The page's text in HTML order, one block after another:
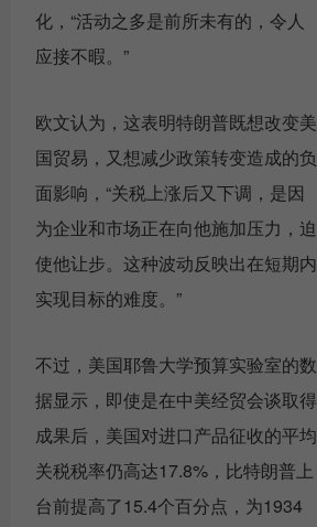
化，“活动之多是前所未有的，令人
应接不暇。”
欧文认为，这表明特朗普既想改变美
国贸易，又想减少政策转变造成的负
面影响，“关税上涨后又下调，是因
为企业和市场正在向他施加压力，迫
使他让步。这种波动反映出在短期内
实现目标的难度。”
不过，美国耶鲁大学预算实验室的数
据显示，即使是在中美经贸会谈取得
成果后，美国对进口产品征收的平均
关税税率仍高达17.8%，比特朗普上
台前提高了15.4个百分点，为1934